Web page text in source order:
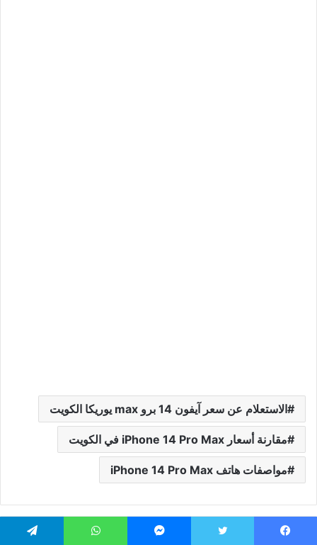
الاستعلام عن سعر آيفون 14 برو max يوريكا الكويت
مقارنة أسعار iPhone 14 Pro Max في الكويت
مواصفات هاتف iPhone 14 Pro Max